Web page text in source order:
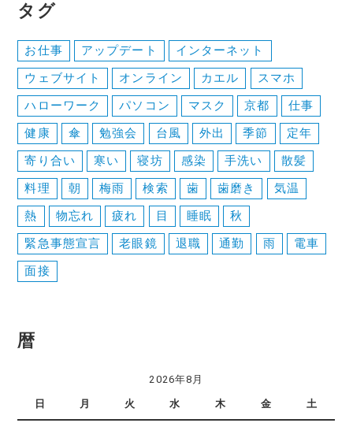
タグ
お仕事 アップデート
インターネット
ウェブサイト
オンライン カエル
スマホ
ハローワーク
パソコン マスク 京都
仕事
健康
傘 勉強会 台風 外出 季節
定年
寄り合い
寒い 寝坊 感染 手洗い
散髪
料理
朝 梅雨 検索 歯 歯磨き
気温
熱
物忘れ 疲れ 目 睡眠
秋
緊急事態宣言
老眼鏡 退職 通勤 雨
電車
面接
暦
2026年8月
日 月 火 水 木 金 土